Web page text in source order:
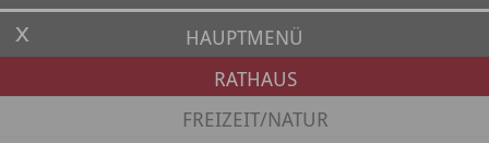
HAUPTMENÜ
RATHAUS
FREIZEIT/NATUR